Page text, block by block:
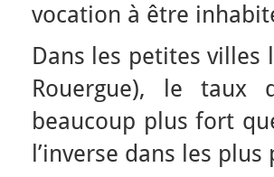
vocation à être
Dans les petites villes
Rouergue), le taux
beaucoup plus fort
l’inverse dans les